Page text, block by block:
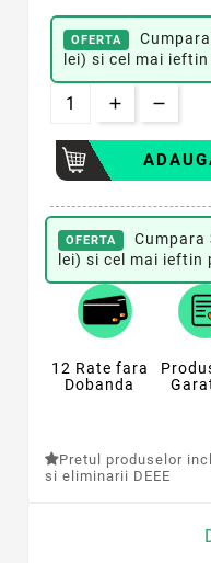
OFERTA Cumpara
lei) si cel mai
OFERTA Cumpara
lei) si cel mai ieftin
12 Rate fara
Dobanda
Pretul produselor
si eliminarii DEEE